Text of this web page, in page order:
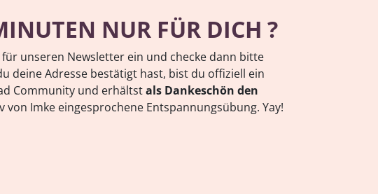
NUR FÜR DICH ?
unseren Newsletter ein und checke dann bitte
deine Adresse bestätigt hast, bist du offiziell ein
Community und erhältstals Dankeschön den
von Imke eingesprochene Entspannungsübung. Yay!